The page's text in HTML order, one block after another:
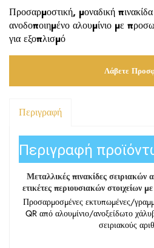
Προσαρμοστική, μοναδική
ανοδοποιημένο αλουμίνιο με
για εξοπλισμό
Λάβετε
Περιγραφή
Περιγραφή
Μεταλλικές πινακίδες σειριακών
ετικέτες περιουσιακών στοιχείων
Προσαρμοσμένες εκτυπωμένες/
QR από αλουμίνιο/ανοξείδωτο
σειριακούς